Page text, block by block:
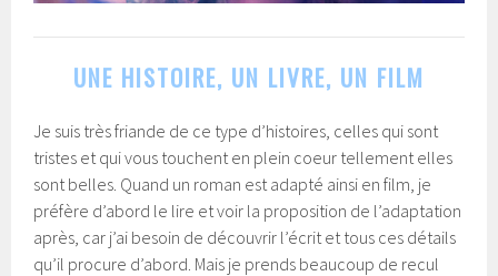
UNE HISTOIRE, UN LIVRE, UN FILM
Je suis très friande de ce type d’histoires, celles qui sont
tristes et qui vous touchent en plein coeur tellement elles
sont belles. Quand un roman est adapté ainsi en film, je
préfère d’abord le lire et voir la proposition de l’adaptation
après, car j’ai besoin de découvrir l’écrit et tous ces détails
qu’il procure d’abord. Mais je prends beaucoup de recul